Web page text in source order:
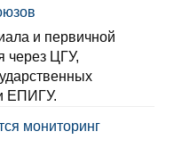
и первичной
через ЦГУ,
ЕПИГУ.
мониторинг